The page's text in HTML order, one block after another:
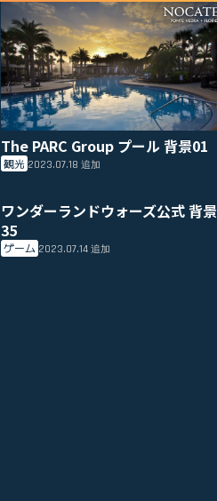
The PARC Group プール 背景01
観光 2023.07.18追加
ワンダーランドウォーズ公式 背景
35
ゲーム 2023.07.14追加